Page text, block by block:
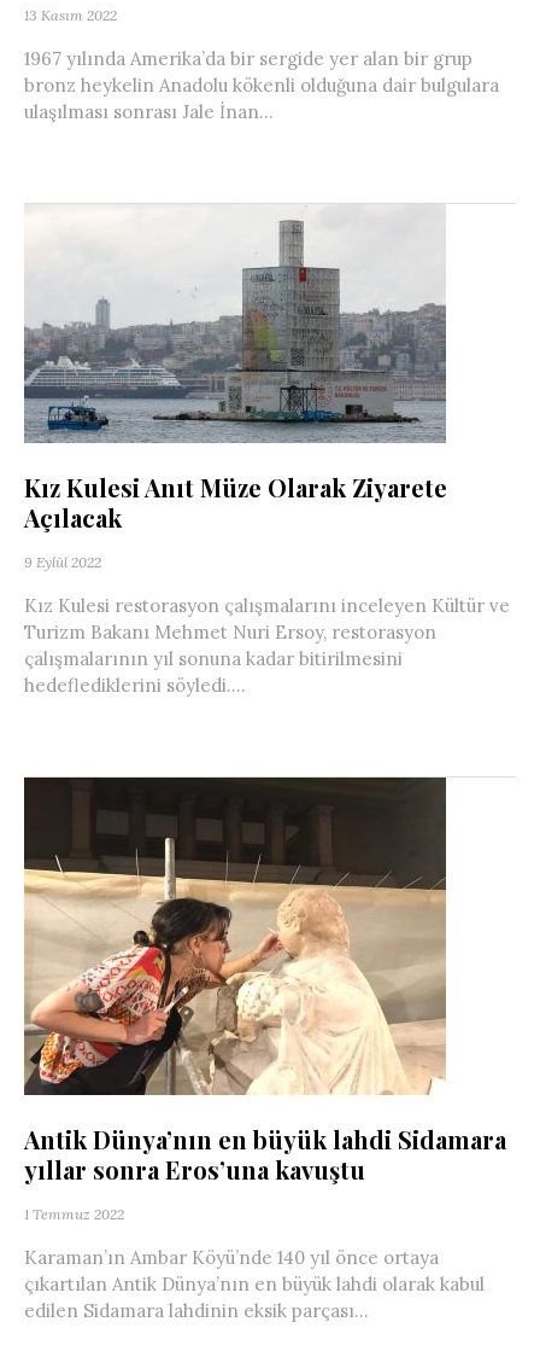
13 Kasım 2022
1967 yılında Amerika’da bir sergide yer alan bir grup
bronz heykelin Anadolu kökenli olduğuna dair bulgulara
ulaşılması sonrası Jale İnan...
Kız Kulesi Anıt Müze Olarak Ziyarete
Açılacak
9 Eylül 2022
Kız Kulesi restorasyon çalışmalarını inceleyen Kültür ve
Turizm Bakanı Mehmet Nuri Ersoy, restorasyon
çalışmalarının yıl sonuna kadar bitirilmesini
hedeflediklerini söyledi....
Antik Dünya’nın en büyük lahdi Sidamara
yıllar sonra Eros’una kavuştu
1 Temmuz 2022
Karaman’ın Ambar Köyü’nde 140 yıl önce ortaya
çıkartılan Antik Dünya’nın en büyük lahdi olarak kabul
edilen Sidamara lahdinin eksik parçası...